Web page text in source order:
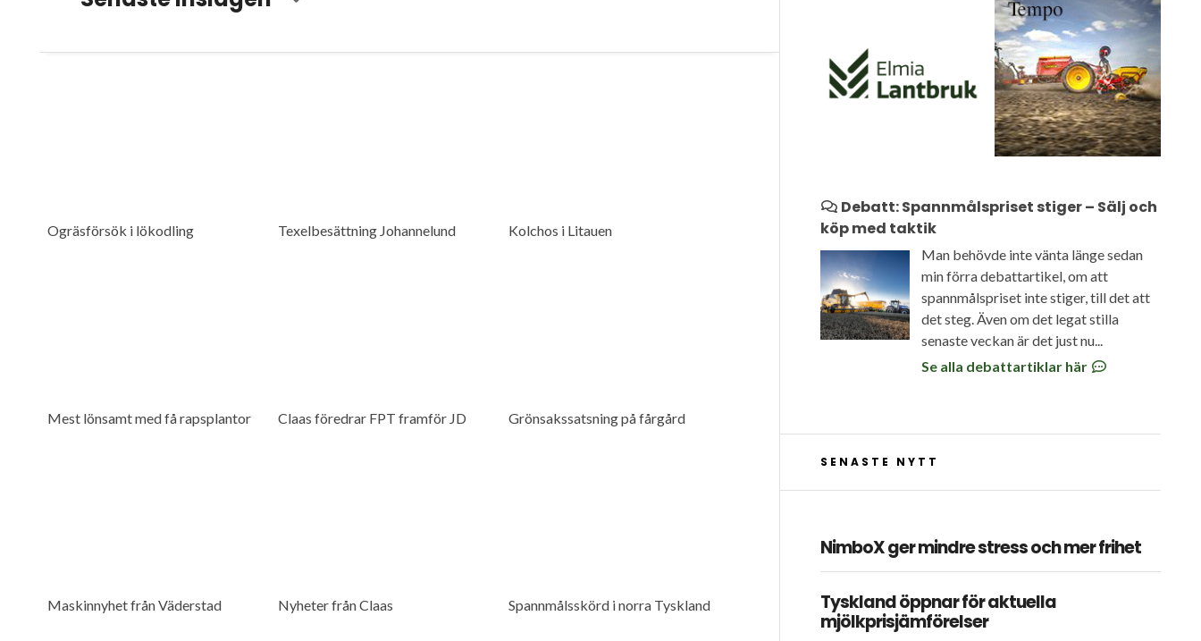
Ogräsförsök i lökodling Texelbesättning Johannelund Kolchos i Litauen
Mest lönsamt med få rapsplantor Claas föredrar FPT framför JD Grönsakssatsning på fårgård
Maskinnyhet från Väderstad Nyheter från Claas Spannmålsskörd i norra Tyskland
Debatt: Spannmålspriset stiger – Sälj och
köp med taktik
Man behövde inte vänta länge sedan
min förra debattartikel, om att
spannmålspriset inte stiger, till det att
det steg. Även om det legat stilla
senaste veckan är det just nu...
Se alla debattartiklar här
SENASTE NYTT
NimboX ger mindre stress och mer frihet
Tyskland öppnar för aktuella
mjölkprisjämförelser